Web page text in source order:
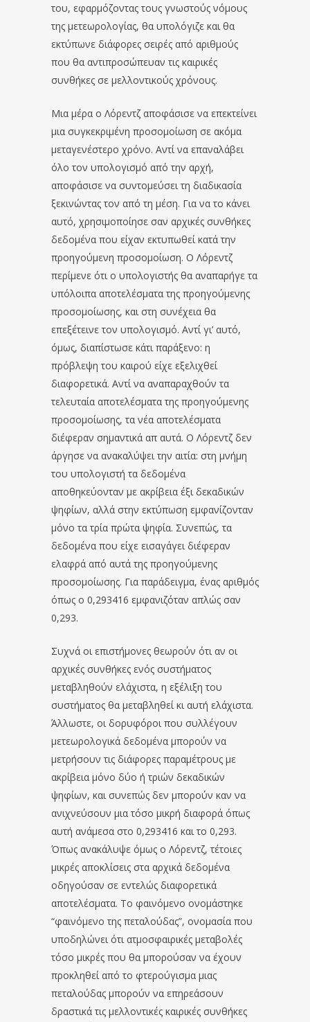
του, εφαρμόζοντας τους γνωστούς νόμους
της μετεωρολογίας, θα υπολόγιζε και θα
εκτύπωνε διάφορες σειρές από αριθμούς
που θα αντιπροσώπευαν τις καιρικές
συνθήκες σε μελλοντικούς χρόνους.
Μια μέρα ο Λόρεντζ αποφάσισε να επεκτείνει
μια συγκεκριμένη προσομοίωση σε ακόμα
μεταγενέστερο χρόνο. Αντί να επαναλάβει
όλο τον υπολογισμό από την αρχή,
αποφάσισε να συντομεύσει τη διαδικασία
ξεκινώντας τον από τη μέση. Για να το κάνει
αυτό, χρησιμοποίησε σαν αρχικές συνθήκες
δεδομένα που είχαν εκτυπωθεί κατά την
προηγούμενη προσομοίωση. Ο Λόρεντζ
περίμενε ότι ο υπολογιστής θα αναπαρήγε τα
υπόλοιπα αποτελέσματα της προηγούμενης
προσομοίωσης, και στη συνέχεια θα
επεξέτεινε τον υπολογισμό. Αντί γι’ αυτό,
όμως, διαπίστωσε κάτι παράξενο: η
πρόβλεψη του καιρού είχε εξελιχθεί
διαφορετικά. Αντί να αναπαραχθούν τα
τελευταία αποτελέσματα της προηγούμενης
προσομοίωσης, τα νέα αποτελέσματα
διέφεραν σημαντικά απ αυτά. Ο Λόρεντζ δεν
άργησε να ανακαλύψει την αιτία: στη μνήμη
του υπολογιστή τα δεδομένα
αποθηκεύονταν με ακρίβεια έξι δεκαδικών
ψηφίων, αλλά στην εκτύπωση εμφανίζονταν
μόνο τα τρία πρώτα ψηφία. Συνεπώς, τα
δεδομένα που είχε εισαγάγει διέφεραν
ελαφρά από αυτά της προηγούμενης
προσομοίωσης. Για παράδειγμα, ένας αριθμός
όπως ο 0,293416 εμφανιζόταν απλώς σαν
0,293.
Συχνά οι επιστήμονες θεωρούν ότι αν οι
αρχικές συνθήκες ενός συστήματος
μεταβληθούν ελάχιστα, η εξέλιξη του
συστήματος θα μεταβληθεί κι αυτή ελάχιστα.
Άλλωστε, οι δορυφόροι που συλλέγουν
μετεωρολογικά δεδομένα μπορούν να
μετρήσουν τις διάφορες παραμέτρους με
ακρίβεια μόνο δύο ή τριών δεκαδικών
ψηφίων, και συνεπώς δεν μπορούν καν να
ανιχνεύσουν μια τόσο μικρή διαφορά όπως
αυτή ανάμεσα στο 0,293416 και το 0,293.
Όπως ανακάλυψε όμως ο Λόρεντζ, τέτοιες
μικρές αποκλίσεις στα αρχικά δεδομένα
οδηγούσαν σε εντελώς διαφορετικά
αποτελέσματα. Το φαινόμενο ονομάστηκε
“φαινόμενο της πεταλούδας”, ονομασία που
υποδηλώνει ότι ατμοσφαιρικές μεταβολές
τόσο μικρές που θα μπορούσαν να έχουν
προκληθεί από το φτερούγισμα μιας
πεταλούδας μπορούν να επηρεάσουν
δραστικά τις μελλοντικές καιρικές συνθήκες